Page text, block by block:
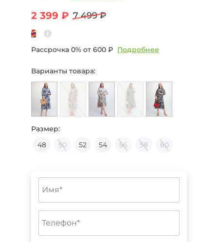
2 399 ₽ 7 499 ₽
Рассрочка 0% от 600 ₽ Подробнее
Варианты товара:
Размер:
48
50 52 54 56 58 60